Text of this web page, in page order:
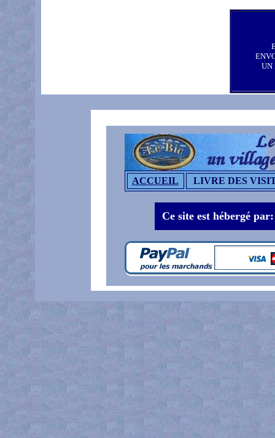
UN
ACCUEIL LIVRE DES
Ce site est hébergé par: